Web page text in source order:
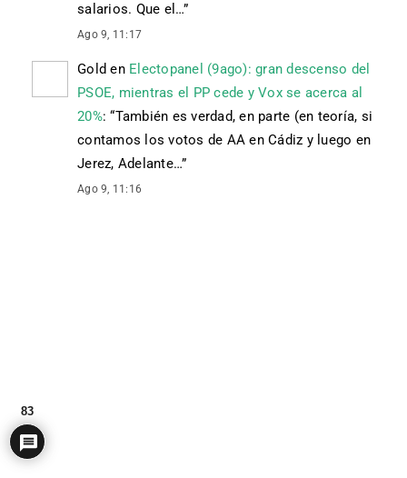
salarios. Que el…”
Ago 9, 11:17
Gold en Electopanel (9ago): gran descenso del
PSOE, mientras el PP cede y Vox se acerca al
20%: “También es verdad, en parte (en teoría, si
contamos los votos de AA en Cádiz y luego en
Jerez, Adelante…”
Ago 9, 11:16
83